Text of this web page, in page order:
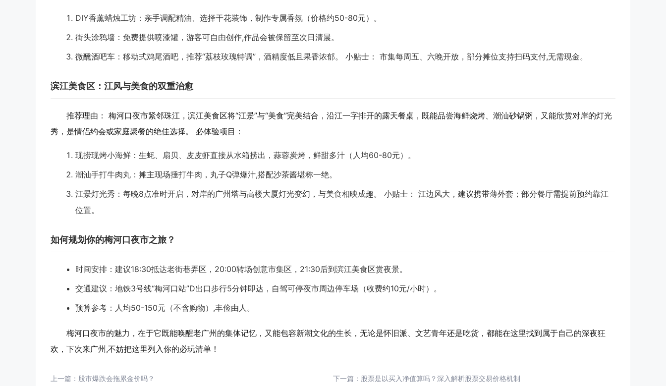
DIY香薰蜡烛工坊 ：亲手调配精油、选择干花装饰，制作专属香氛（价格约50-80元）。
街头涂鸦墙 ：免费提供喷漆罐，游客可自由创作,作品会被保留至次日清晨。
微醺酒吧车 ：移动式鸡尾酒吧，推荐“荔枝玫瑰特调”，酒精度低且果香浓郁。 小贴士 ： 市集每周五、六晚开放，部分摊位支持扫码支付,无需现金。
滨江美食区：江风与美食的双重治愈
推荐理由 ： 梅河口夜市紧邻珠江，滨江美食区将“江景”与“美食”完美结合，沿江一字排开的露天餐桌，既能品尝海鲜烧烤、潮汕砂锅粥，又能欣赏对岸的灯光
秀，是情侣约会或家庭聚餐的绝佳选择。 必体验项目 ：
现捞现烤小海鲜 ：生蚝、扇贝、皮皮虾直接从水箱捞出，蒜蓉炭烤，鲜甜多汁（人均60-80元）。
潮汕手打牛肉丸 ：摊主现场捶打牛肉，丸子Q弹爆汁,搭配沙茶酱堪称一绝。
江景灯光秀 ：每晚8点准时开启，对岸的广州塔与高楼大厦灯光变幻，与美食相映成趣。 小贴士 ： 江边风大，建议携带薄外套；部分餐厅需提前预约靠江
位置。
如何规划你的梅河口夜市之旅？
时间安排 ：建议18:30抵达老街巷弄区，20:00转场创意市集区，21:30后到滨江美食区赏夜景。
交通建议 ：地铁3号线“梅河口站”D出口步行5分钟即达，自驾可停夜市周边停车场（收费约10元/小时）。
预算参考 ：人均50-150元（不含购物）,丰俭由人。
梅河口夜市的魅力，在于它既能唤醒老广州的集体记忆，又能包容新潮文化的生长，无论是怀旧派、文艺青年还是吃货，都能在这里找到属于自己的深夜狂
欢，下次来广州,不妨把这里列入你的必玩清单！
上一篇： 股市爆跌会拖累金价吗？ 下一篇： 股票是以买入净值算吗？深入解析股票交易价格机制